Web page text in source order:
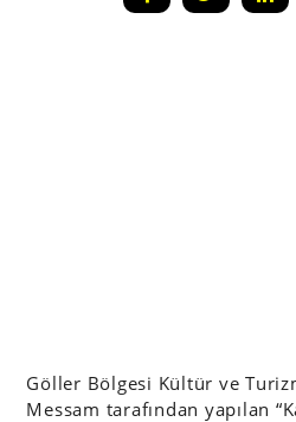
Göller Bölgesi Kültür ve
Messam tarafından yapılan